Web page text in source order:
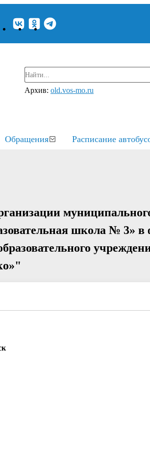
Архив: old.vos-mo.ru
Обращения Расписание
школа № 3» в